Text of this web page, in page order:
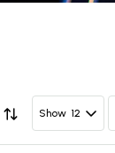
Show 12